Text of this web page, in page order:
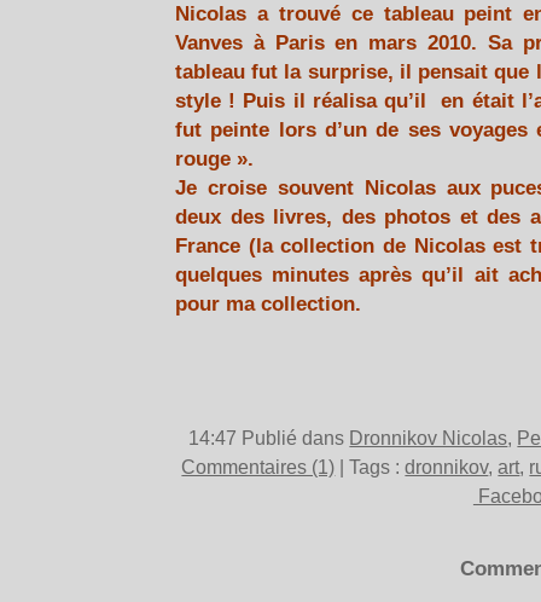
Nicolas a trouvé ce tableau peint
Vanves à Paris en mars 2010. Sa
tableau fut la surprise, il pensait que
style ! Puis il réalisa qu’il
en était
fut peinte lors d’un de ses voyages
rouge ».
Je croise souvent Nicolas aux
deux des livres, des photos et des
France (la collection de Nicolas est
quelques minutes après qu’il ait
pour ma collection.
14:47 Publié dans Dronnikov Nicolas,
Commentaires (1) | Tags :dronnikov,art,